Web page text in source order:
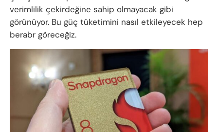
verimlilik çekirdeğine sahip olmayacak gibi
görünüyor. Bu güç tüketimini nasıl etkileyecek hep
berabr göreceğiz.